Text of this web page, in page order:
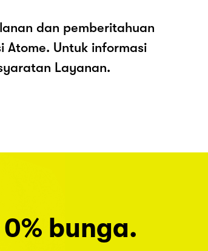
dan pemberitahuan
Atome. Untuk informasi
Layanan.
0% bunga.